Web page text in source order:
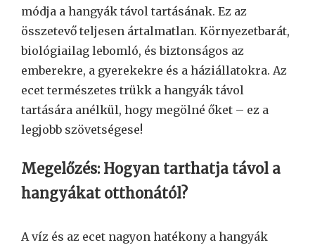
módja a hangyák távol tartásának. Ez az
összetevő teljesen ártalmatlan. Környezetbarát,
biológiailag lebomló, és biztonságos az
emberekre, a gyerekekre és a háziállatokra. Az
ecet természetes trükk a hangyák távol
tartására anélkül, hogy megölné őket – ez a
legjobb szövetségese!
Megelőzés: Hogyan tarthatja távol a
hangyákat otthonától?
A víz és az ecet nagyon hatékony a hangyák